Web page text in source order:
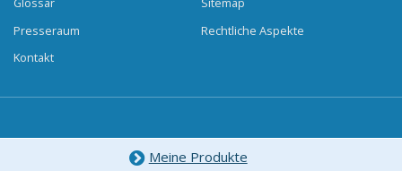
Presseraum
Kontakt
Rechtliche Aspekte
Meine Produkte